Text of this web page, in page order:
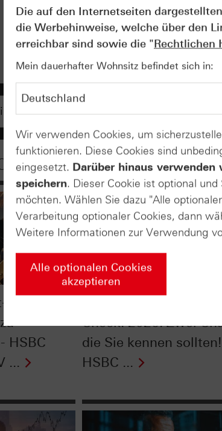
AUGUST
04
HSBC
...
Check: 2026: Zwei
die Sie kennen
HSBC ...
Die auf den Internetseiten
die Werbehinweise, welche über den
erreichbar sind sowie die "Rechtlichen
Mein dauerhafter Wohnsitz befindet sich in:
Wir verwenden Cookies, um
funktionieren. Diese Cookies sind
eingesetzt. Darüber hinaus
speichern. Dieser Cookie ist optional
möchten. Wählen Sie dazu "Alle
Verarbeitung optionaler Cookies, dann
Weitere Informationen zur Verwendung
Alle optionalen Cookies
akzeptieren